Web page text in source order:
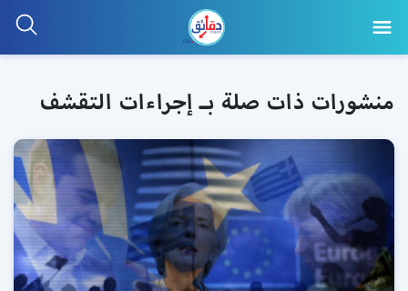
منشورات ذات صلة بـ إجراءات التقشف